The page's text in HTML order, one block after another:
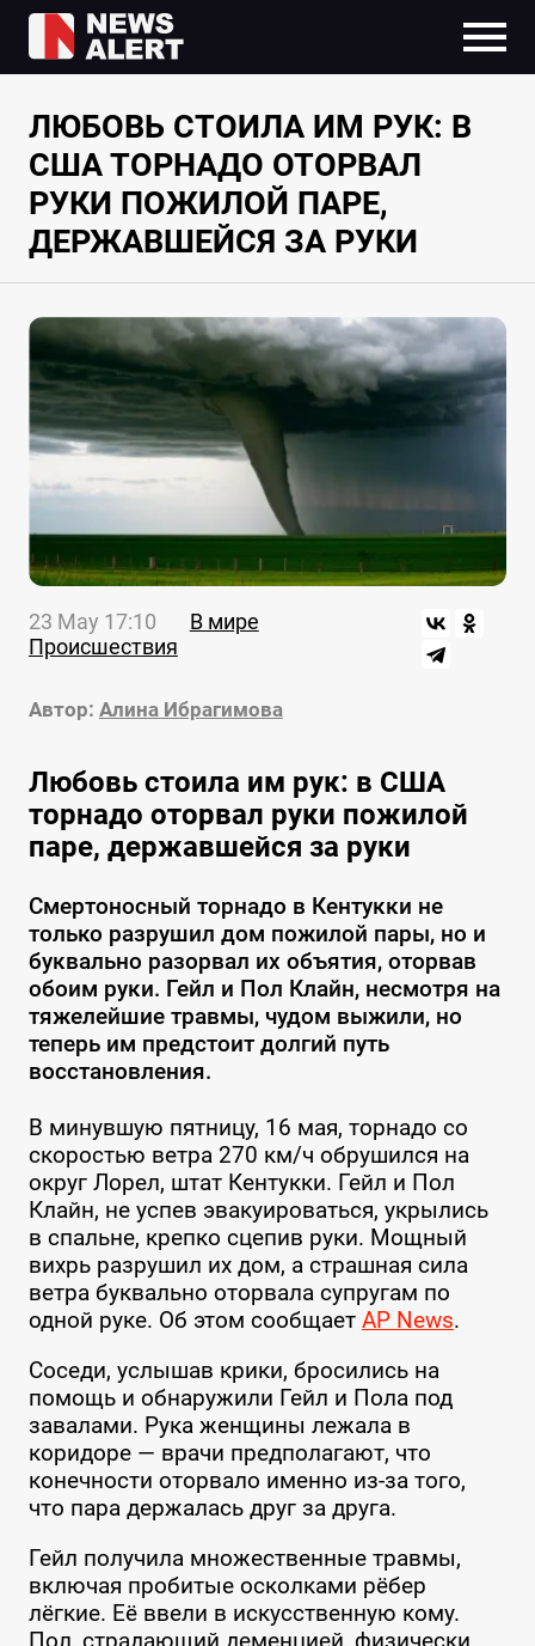
ЛЮБОВЬ СТОИЛА ИМ РУК: В
США ТОРНАДО ОТОРВАЛ
РУКИ ПОЖИЛОЙ ПАРЕ,
ДЕРЖАВШЕЙСЯ ЗА РУКИ
23 May 17:10
В мире
Происшествия
Автор: Алина Ибрагимова
Любовь стоила им рук: в США
торнадо оторвал руки пожилой
паре, державшейся за руки
Смертоносный торнадо в Кентукки не
только разрушил дом пожилой пары, но и
буквально разорвал их объятия, оторвав
обоим руки. Гейл и Пол Клайн, несмотря на
тяжелейшие травмы, чудом выжили, но
теперь им предстоит долгий путь
восстановления.
В минувшую пятницу, 16 мая, торнадо со
скоростью ветра 270 км/ч обрушился на
округ Лорел, штат Кентукки. Гейл и Пол
Клайн, не успев эвакуироваться, укрылись
в спальне, крепко сцепив руки. Мощный
вихрь разрушил их дом, а страшная сила
ветра буквально оторвала супругам по
одной руке. Об этом сообщает AP News.
Соседи, услышав крики, бросились на
помощь и обнаружили Гейл и Пола под
завалами. Рука женщины лежала в
коридоре — врачи предполагают, что
конечности оторвало именно из-за того,
что пара держалась друг за друга.
Гейл получила множественные травмы,
включая пробитые осколками рёбер
лёгкие. Её ввели в искусственную кому.